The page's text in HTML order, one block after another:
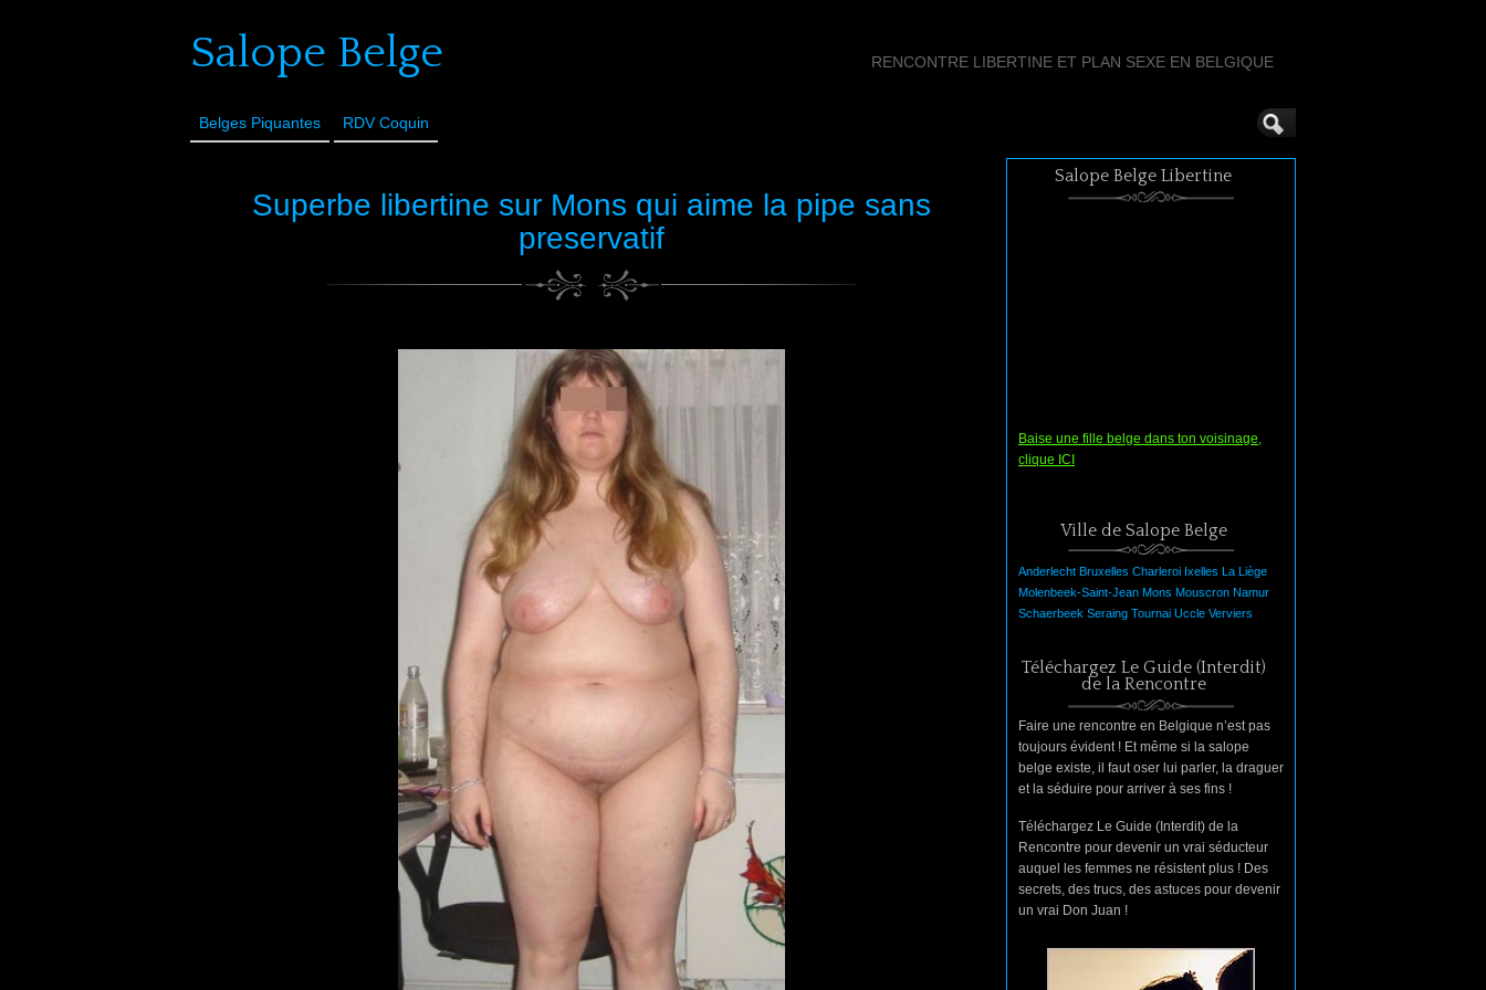
Salope Belge RENCONTRE LIBERTINE ET PLAN SEXE EN BELGIQUE
Belges Piquantes RDV Coquin
Superbe libertine sur Mons qui aime la pipe sans
preservatif
Salope Belge Libertine
Baise une fille belge dans ton voisinage,
clique ICI
Ville de Salope Belge
Anderlecht Bruxelles Charleroi Ixelles La Liège
Molenbeek-Saint-Jean Mons Mouscron Namur
Schaerbeek Seraing Tournai Uccle Verviers
Téléchargez Le Guide (Interdit)
de la Rencontre
Faire une rencontre en Belgique n’est pas
toujours évident ! Et même si la salope
belge existe, il faut oser lui parler, la draguer
et la séduire pour arriver à ses fins !
Téléchargez Le Guide (Interdit) de la
Rencontre pour devenir un vrai séducteur
auquel les femmes ne résistent plus ! Des
secrets, des trucs, des astuces pour devenir
un vrai Don Juan !